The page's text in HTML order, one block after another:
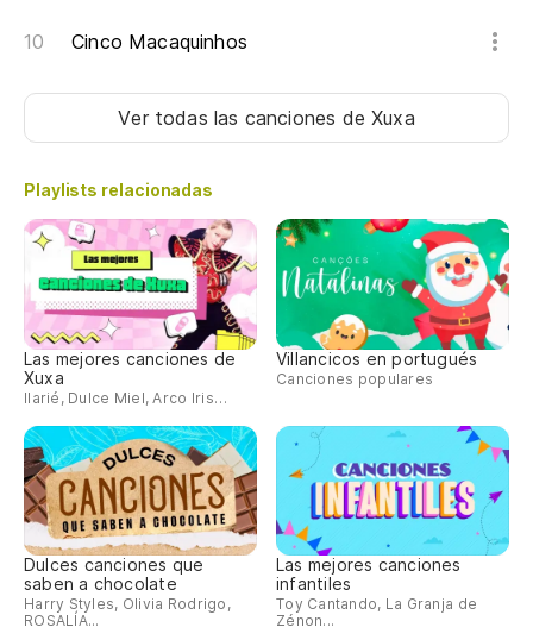
Cinco Macaquinhos
Ver todas las canciones de Xuxa
Playlists relacionadas
Las mejores canciones de
Xuxa
Ilarié, Dulce Miel, Arco Iris…
Villancicos en portugués
Canciones populares
Dulces canciones que
saben a chocolate
Harry Styles, Olivia Rodrigo,
ROSALÍA...
Las mejores canciones
infantiles
Toy Cantando, La Granja de
Zénon...